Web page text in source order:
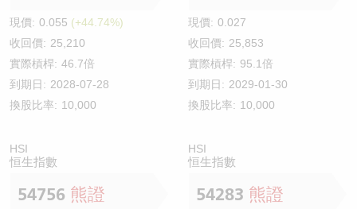
現價: 0.055 (+44.74%)
收回價: 25,210
實際槓桿: 46.7倍
到期日: 2028-07-28
換股比率: 10,000
現價: 0.027
收回價: 25,853
實際槓桿: 95.1倍
到期日: 2029-01-30
換股比率: 10,000
HSI
恒生指數
54756 熊證
HSI
恒生指數
54283 熊證